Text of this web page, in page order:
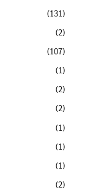
(131)
(2)
(107)
(1)
(2)
(2)
(1)
(1)
(1)
(2)